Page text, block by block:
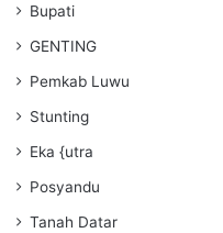
Bupati
GENTING
Pemkab Luwu
Stunting
Eka {utra
Posyandu
Tanah Datar